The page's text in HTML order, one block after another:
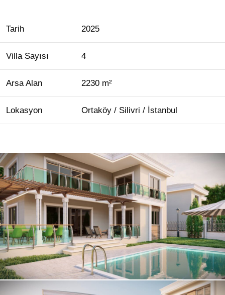
Tarih 2025
Villa Sayısı 4
Arsa Alan 2230 m²
Lokasyon Ortaköy / Silivri / İstanbul